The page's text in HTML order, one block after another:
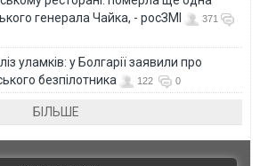
генерала Чайка, - росЗМІ
371
уламків: у Болгарії заявили про
безпілотника
122 0
БІЛЬШЕ